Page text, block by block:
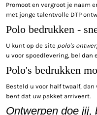
Promoot en vergroot je naam
met jonge talentvolle DTP
Polo bedrukken -
U kunt op de site polo's
u voor spoedlevering, bel dan
Polo's bedrukken
Besteld u voor half twaalf,
bent dat uw pakket arriveert.
Ontwerpen doe jij,